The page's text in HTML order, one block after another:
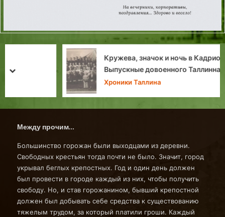
Кружева, значок и ночь в Кадриорге:
Выпускные довоенного Таллинна
Хроники Таллина
prev
next
Между прочим…
Большинство горожан были выходцами из деревни.
Свободных крестьян тогда почти не было. Значит, город
укрывал беглых крепостных. Год и один день должен
был провести в городе каждый из них, чтобы получить
свободу. Но, и став горожанином, бывший крепостной
должен был добывать себе средства к существованию
тяжелым трудом, за который платили гроши. Каждый